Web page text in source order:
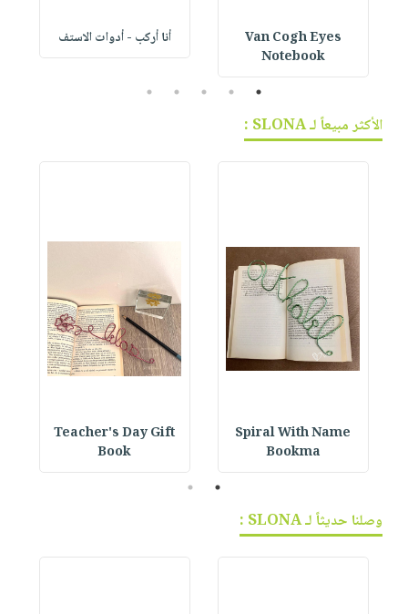
Van Cogh Eyes
Notebook
أنا أركب - أدوات الاستف
1
2
3
4
5
الأكثر مبيعاً لـ SLONA :
Spiral With Name
Bookma
Teacher's Day Gift
Book
1
2
وصلنا حديثاً لـ SLONA :